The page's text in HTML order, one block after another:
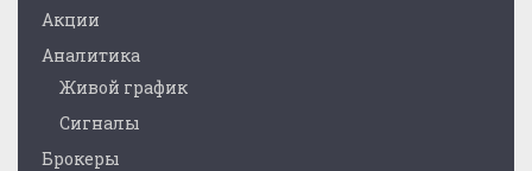
Акции
Аналитика
Живой график
Сигналы
Брокеры